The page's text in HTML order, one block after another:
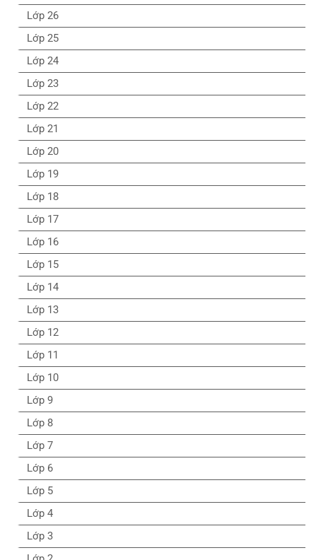
Lớp 26
Lớp 25
Lớp 24
Lớp 23
Lớp 22
Lớp 21
Lớp 20
Lớp 19
Lớp 18
Lớp 17
Lớp 16
Lớp 15
Lớp 14
Lớp 13
Lớp 12
Lớp 11
Lớp 10
Lớp 9
Lớp 8
Lớp 7
Lớp 6
Lớp 5
Lớp 4
Lớp 3